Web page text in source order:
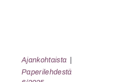
Ajankohtaista
Paperilehdestä